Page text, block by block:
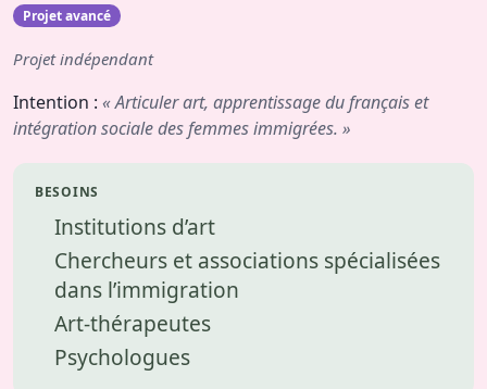
Projet avancé
Projet indépendant
Intention : « Articuler art, apprentissage du français et
intégration sociale des femmes immigrées. »
BESOINS
Institutions d’art
Chercheurs et associations spécialisées
dans l’immigration
Art-thérapeutes
Psychologues